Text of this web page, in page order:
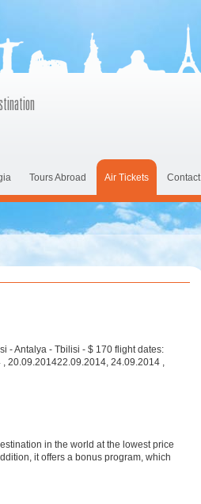
Tours Abroad Air Tickets Contact
- Antalya - Tbilisi - $ 170 flight dates:
20.09.201422.09.2014, 24.09.2014 ,
in the world at the lowest price
it offers a bonus program, which